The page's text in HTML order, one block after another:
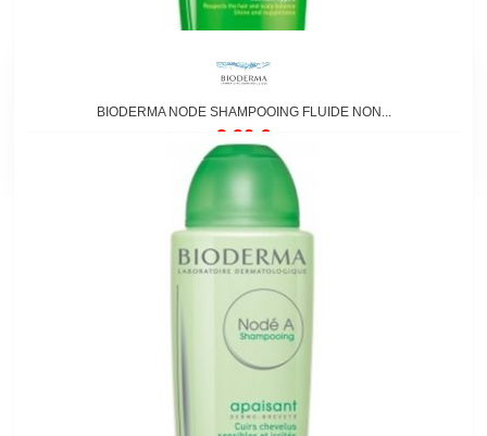
BIODERMA NODE SHAMPOOING FLUIDE NON...
9,90 €